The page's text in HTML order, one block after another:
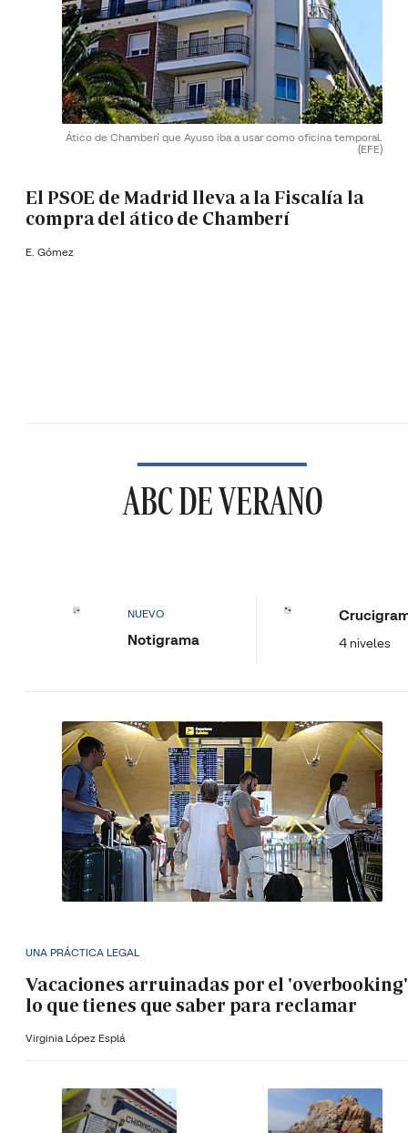
Ático de Chamberí que Ayuso iba a usar como oficina temporal.
(EFE)
El PSOE de Madrid lleva a la Fiscalía la
compra del ático de Chamberí
E. Gómez
ABC DE VERANO
NUEVO
Notigrama 4 niveles
UNA PRÁCTICA LEGAL
Vacaciones arruinadas por el
lo que tienes que saber para reclamar
Virginia López Esplá